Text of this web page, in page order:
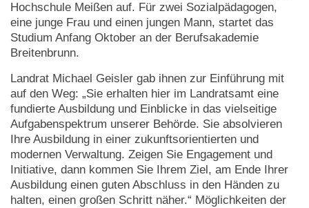
Hochschule Meißen auf. Für zwei Sozialpädagogen,
eine junge Frau und einen jungen Mann, startet das
Studium Anfang Oktober an der Berufsakademie
Breitenbrunn.
Landrat Michael Geisler gab ihnen zur Einführung mit
auf den Weg: „Sie erhalten hier im Landratsamt eine
fundierte Ausbildung und Einblicke in das vielseitige
Aufgabenspektrum unserer Behörde. Sie absolvieren
Ihre Ausbildung in einer zukunftsorientierten und
modernen Verwaltung. Zeigen Sie Engagement und
Initiative, dann kommen Sie Ihrem Ziel, am Ende Ihrer
Ausbildung einen guten Abschluss in den Händen zu
halten, einen großen Schritt näher.“ Möglichkeiten der